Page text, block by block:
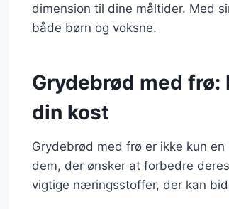
dimension til dine måltider. Med
både børn og voksne.
Grydebrød med
din kost
Grydebrød med frø er ikke kun
dem, der ønsker at forbedre
vigtige næringsstoffer, der kan